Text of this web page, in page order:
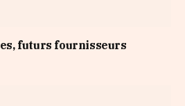
futurs fournisseurs